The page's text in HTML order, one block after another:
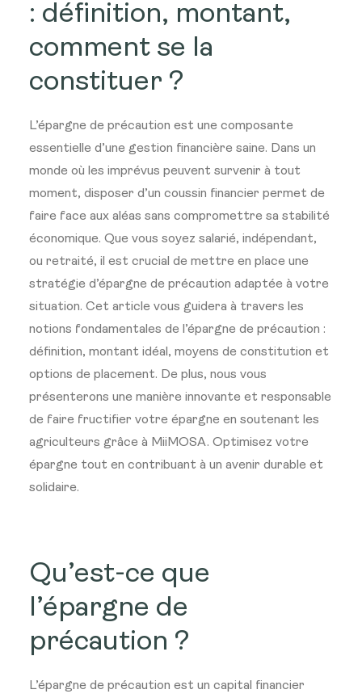
: définition, montant,
comment se la
constituer ?
L’épargne de précaution est une composante
essentielle d’une gestion financière saine. Dans un
monde où les imprévus peuvent survenir à tout
moment, disposer d’un coussin financier permet de
faire face aux aléas sans compromettre sa stabilité
économique. Que vous soyez salarié, indépendant,
ou retraité, il est crucial de mettre en place une
stratégie d’épargne de précaution adaptée à votre
situation. Cet article vous guidera à travers les
notions fondamentales de l’épargne de précaution :
définition, montant idéal, moyens de constitution et
options de placement. De plus, nous vous
présenterons une manière innovante et responsable
de faire fructifier votre épargne en soutenant les
agriculteurs grâce à MiiMOSA. Optimisez votre
épargne tout en contribuant à un avenir durable et
solidaire.
Qu’est-ce que
l’épargne de
précaution ?
L’épargne de précaution est un capital financier